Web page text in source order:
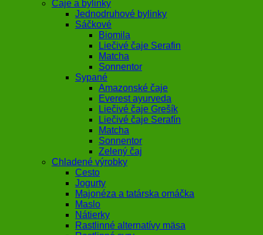
Čaje a bylinky
Jednodruhové bylinky
Sáčkové
Biomila
Liečivé čaje Serafin
Matcha
Sonnentor
Sypané
Amazonské čaje
Everest ayurveda
Liečivé čaje Grešík
Liečivé čaje Serafín
Matcha
Sonnentor
Zelený čaj
Chladené výrobky
Cesto
Jogurty
Majonéza a tatárska omáčka
Maslo
Nátierky
Rastlinné alternatívy mäsa